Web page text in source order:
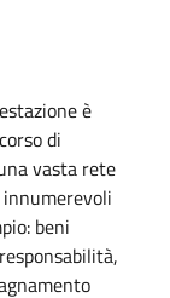
è
di
vasta rete
beni